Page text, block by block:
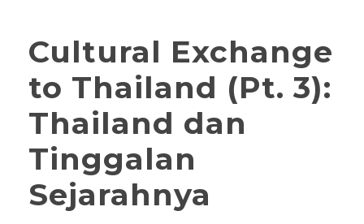
Cultural Exchange
to Thailand (Pt. 3):
Thailand dan
Tinggalan
Sejarahnya